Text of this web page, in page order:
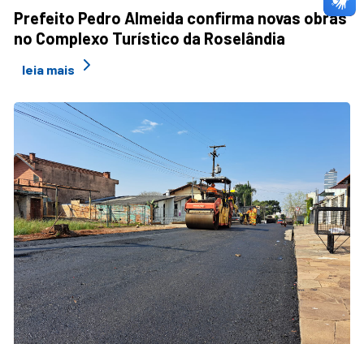
Prefeito Pedro Almeida confirma novas obras
no Complexo Turístico da Roselândia
leia mais